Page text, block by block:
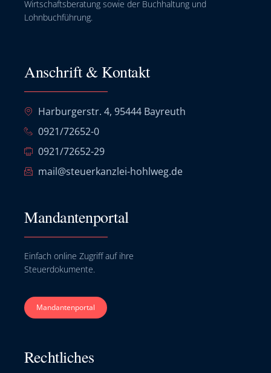
Wirtschaftsberatung sowie der Buchhaltung und
Lohnbuchführung.
Anschrift & Kontakt
Harburgerstr. 4, 95444 Bayreuth
0921/72652-0
0921/72652-29
mail@steuerkanzlei-hohlweg.de
Mandantenportal
Einfach online Zugriff auf ihre
Steuerdokumente.
Mandantenportal
Rechtliches